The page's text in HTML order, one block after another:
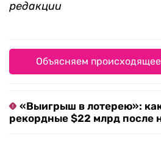
редакции
Объясняем
«Выигрыш в лотерею»:
рекордные $22 млрд после